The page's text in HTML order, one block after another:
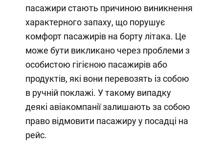
пасажири стають причиною виникнення
характерного запаху, що порушує
комфорт пасажирів на борту літака. Це
може бути викликано через проблеми з
особистою гігієною пасажирів або
продуктів, які вони перевозять із собою
в ручній поклажі. У такому випадку
деякі авіакомпанії залишають за собою
право відмовити пасажиру у посадці на
рейс.